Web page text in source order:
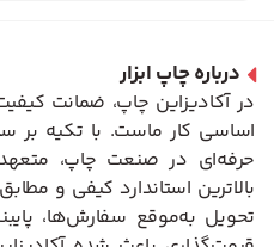
درباره چاپ ابزار
در آکادیزاین چاپ، ضمانت
اساسی کار ماست. با تکیه بر
حرفه‌ای در صنعت چاپ،
بالاترین استاندارد کیفی و
تحویل به‌موقع سفارش‌ها،